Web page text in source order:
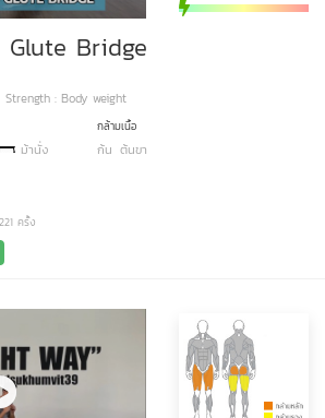
Glute Bridge
Strength : Body weight
ม้านั่ง
กล้ามเนื้อ
ก้น ต้นขา
ครั้ง